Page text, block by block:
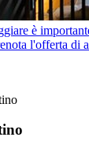
è
l'offerta di